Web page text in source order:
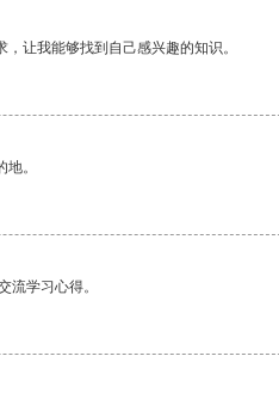
让我能够找到自己感兴趣的知识。
。
流学习心得。